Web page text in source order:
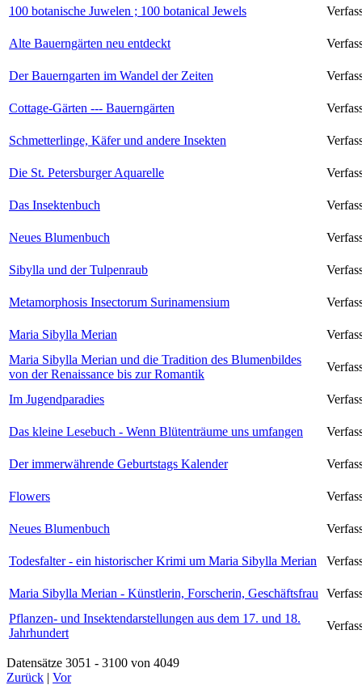
100 botanische Juwelen ; 100 botanical Jewels
Alte Bauerngärten neu entdeckt
Der Bauerngarten im Wandel der Zeiten
Cottage-Gärten --- Bauerngärten
Schmetterlinge, Käfer und andere Insekten
Die St. Petersburger Aquarelle
Das Insektenbuch
Neues Blumenbuch
Sibylla und der Tulpenraub
Metamorphosis Insectorum Surinamensium
Maria Sibylla Merian
Maria Sibylla Merian und die Tradition des Blumenbildes
von der Renaissance bis zur Romantik
Im Jugendparadies
Das kleine Lesebuch - Wenn Blütenträume uns umfangen
Der immerwährende Geburtstags Kalender
Flowers
Neues Blumenbuch
Todesfalter - ein historischer Krimi um Maria Sibylla Merian
Maria Sibylla Merian - Künstlerin, Forscherin, Geschäftsfrau
Pflanzen- und Insektendarstellungen aus dem 17. und 18.
Jahrhundert
Datensätze 3051 - 3100 von 4049
Zurück | Vor